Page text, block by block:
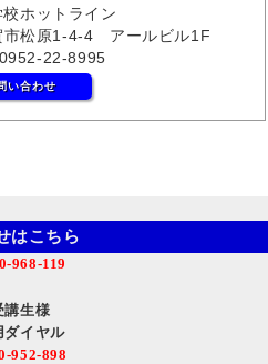
校ホットライン
市松原1-4-4 アールビル1F
22-8995
い合わせ
はこちら
968-119
講生様
ダイヤル
952-898